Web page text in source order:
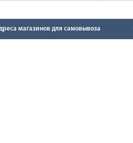
магазинов для самовывоза